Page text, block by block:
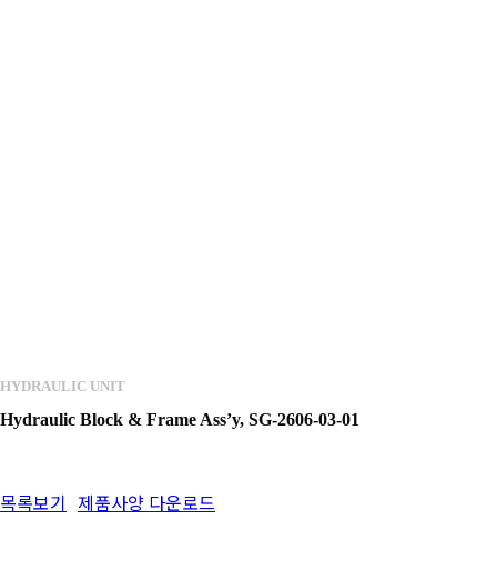
HYDRAULIC UNIT
Hydraulic Block & Frame Ass’y, SG-2606-03-01
목록보기 제품사양 다운로드